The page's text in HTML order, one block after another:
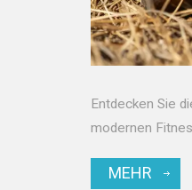
Entdecken Sie
modernen
MEHR